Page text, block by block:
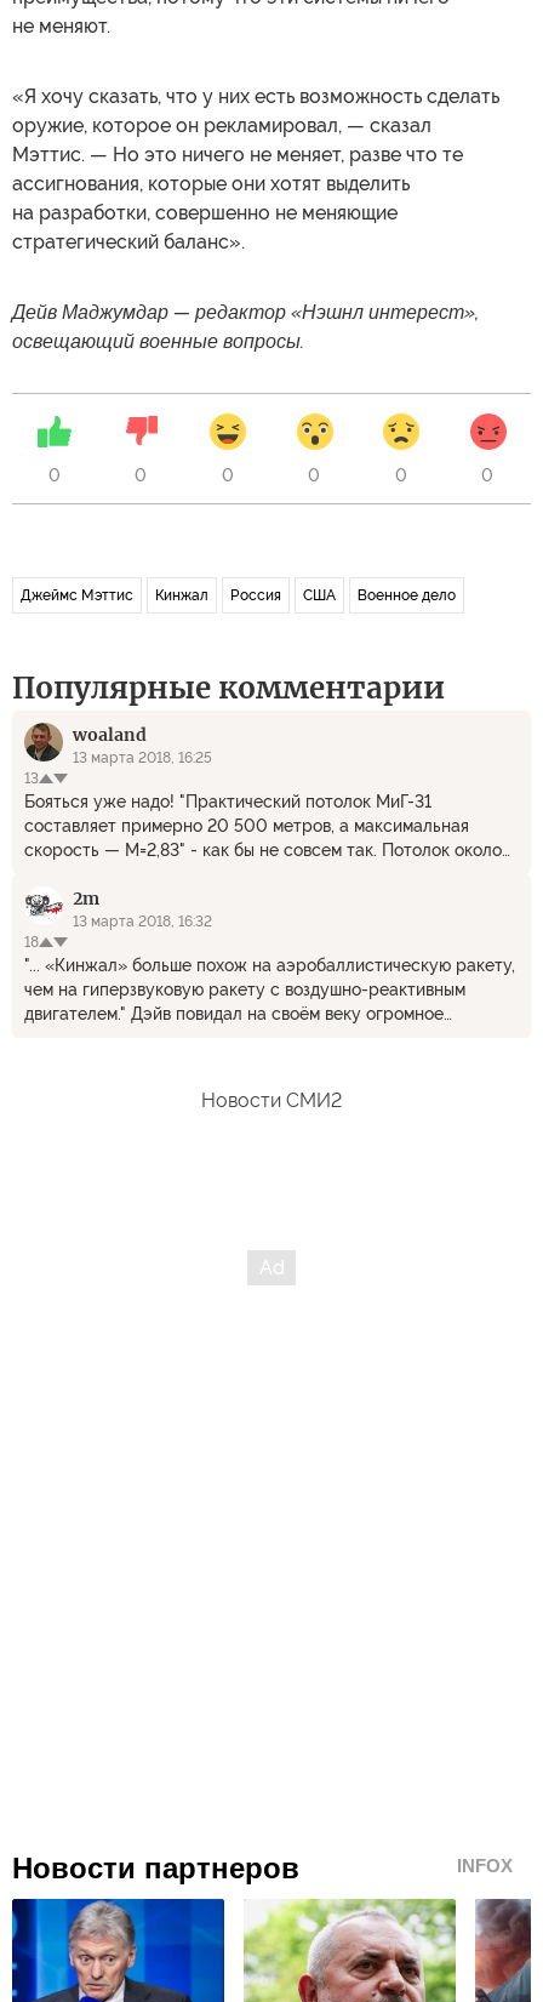
не меняют.
«Я хочу сказать, что у них есть возможность сделать
оружие, которое он рекламировал, — сказал
Мэттис. — Но это ничего не меняет, разве что те
ассигнования, которые они хотят выделить
на разработки, совершенно не меняющие
стратегический баланс».
Дейв Маджумдар — редактор «Нэшнл интерест»,
освещающий военные вопросы.
0 0 0 0 0 0
Джеймс Мэттис Кинжал Россия США Военное дело
Популярные комментарии
woaland
13 марта 2018, 16:25
13
Бояться уже надо! "Практический потолок МиГ-31
составляет примерно 20 500 метров, а максимальная
скорость — М=2,83" - как бы не совсем так. Потолок около
России гиперзвуковой двигатель есть!
2m
13 марта 2018, 16:32
18
"... «Кинжал» больше похож на аэробаллистическую ракету,
чем на гиперзвуковую ракету с воздушно-реактивным
двигателем." Дэйв повидал на своём веку огромное
Новости СМИ2
Новости партнеров INFOX